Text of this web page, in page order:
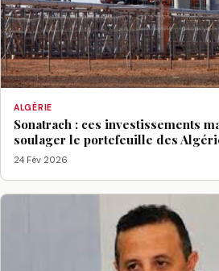
ALGÉRIE
Sonatrach : ces investissements
soulager le portefeuille des
24 Fév 2026